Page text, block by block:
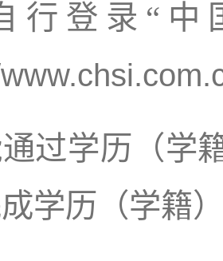
行登录 “ 中
过学历（学
学历（学籍